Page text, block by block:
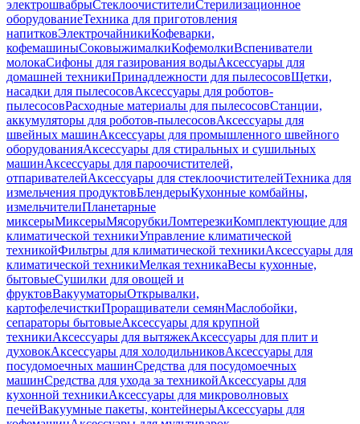
электрошвабрыСтеклоочистителиСтерилизационное
оборудованиеТехника для приготовления
напитковЭлектрочайникиКофеварки,
кофемашиныСоковыжималкиКофемолкиВспениватели
молокаСифоны для газирования водыАксессуары для
домашней техникиПринадлежности для пылесосовЩетки,
насадки для пылесосовАксессуары для роботов-
пылесосовРасходные материалы для пылесосовСтанции,
аккумуляторы для роботов-пылесосовАксессуары для
швейных машинАксессуары для промышленного швейного
оборудованияАксессуары для стиральных и сушильных
машинАксессуары для пароочистителей,
отпаривателейАксессуары для стеклоочистителейТехника для
измельчения продуктовБлендерыКухонные комбайны,
измельчителиПланетарные
миксерыМиксерыМясорубкиЛомтерезкиКомплектующие для
климатической техникиУправление климатической
техникойФильтры для климатической техникиАксессуары для
климатической техникиМелкая техникаВесы кухонные,
бытовыеСушилки для овощей и
фруктовВакууматорыОткрывалки,
картофелечисткиПроращиватели семянМаслобойки,
сепараторы бытовыеАксессуары для крупной
техникиАксессуары для вытяжекАксессуары для плит и
духовокАксессуары для холодильниковАксессуары для
посудомоечных машинСредства для посудомоечных
машинСредства для ухода за техникойАксессуары для
кухонной техникиАксессуары для микроволновых
печейВакуумные пакеты, контейнерыАксессуары для